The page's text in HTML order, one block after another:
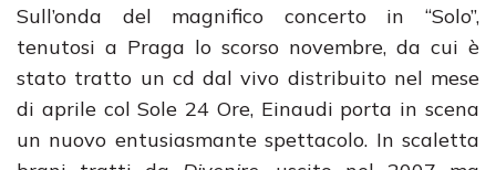
Sull’onda del magnifico concerto in “Solo”,
tenutosi a Praga lo scorso novembre, da cui è
stato tratto un cd dal vivo distribuito nel mese
di aprile col Sole 24 Ore, Einaudi porta in scena
un nuovo entusiasmante spettacolo. In scaletta